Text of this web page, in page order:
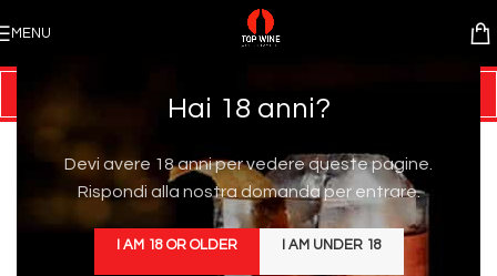
Hai 18 anni?
Devi avere 18 anni per vedere queste pagine.
Rispondi alla nostra domanda per entrare.
I AM 18 OR OLDER I AM UNDER 18
MENU